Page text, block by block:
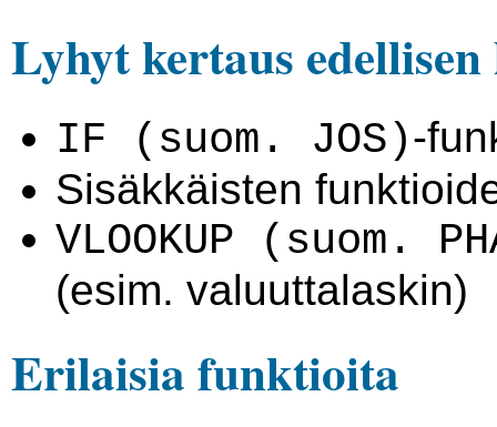
Lyhyt kertaus
IF (suom. JOS)-
Sisäkkäisten
VLOOKUP (suom.
(esim. valuuttalaskin)
Erilaisia funktioita